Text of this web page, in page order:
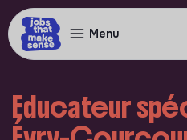
Menu
Educateur